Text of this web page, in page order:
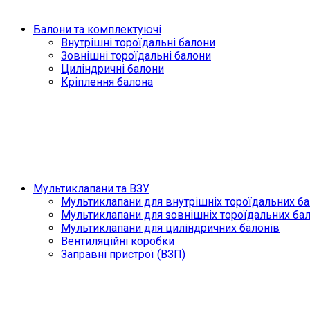
Балони та комплектуючі
Внутрішні тороїдальні балони
Зовнішні тороїдальні балони
Циліндричні балони
Кріплення балона
Мультиклапани та ВЗУ
Мультиклапани для внутрішніх тороїдальних
Мультиклапани для зовнішніх тороїдальних
Мультиклапани для циліндричних балонів
Вентиляційні коробки
Заправні пристрої (ВЗП)